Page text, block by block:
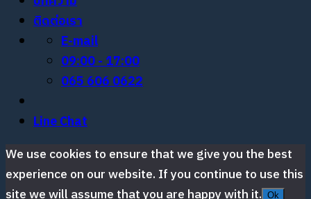
ติดต่อเรา
E-mail
09:00 - 17:00
065 606 0622
Line Chat
We use cookies to ensure that we give you the best
experience on our website. If you continue to use this
site we will assume that you are happy with it. Ok